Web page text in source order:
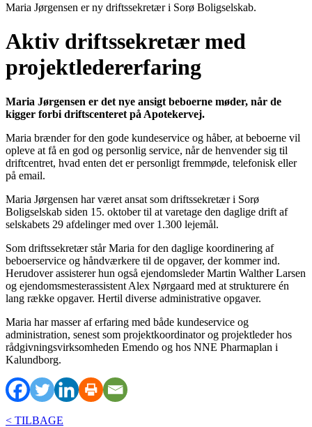
Maria Jørgensen er ny driftssekretær i Sorø Boligselskab.
Aktiv driftssekretær med
projektledererfaring
Maria Jørgensen er det nye ansigt beboerne møder, når de
kigger forbi driftscenteret på Apotekervej.
Maria brænder for den gode kundeservice og håber, at beboerne vil
opleve at få en god og personlig service, når de henvender sig til
driftcentret, hvad enten det er personligt fremmøde, telefonisk eller
på email.
Maria Jørgensen har været ansat som driftssekretær i Sorø
Boligselskab siden 15. oktober til at varetage den daglige drift af
selskabets 29 afdelinger med over 1.300 lejemål.
Som driftssekretær står Maria for den daglige koordinering af
beboerservice og håndværkere til de opgaver, der kommer ind.
Herudover assisterer hun også ejendomsleder Martin Walther Larsen
og ejendomsmesterassistent Alex Nørgaard med at strukturere én
lang række opgaver. Hertil diverse administrative opgaver.
Maria har masser af erfaring med både kundeservice og
administration, senest som projektkoordinator og projektleder hos
rådgivningsvirksomheden Emendo og hos NNE Pharmaplan i
Kalundborg.
< TILBAGE